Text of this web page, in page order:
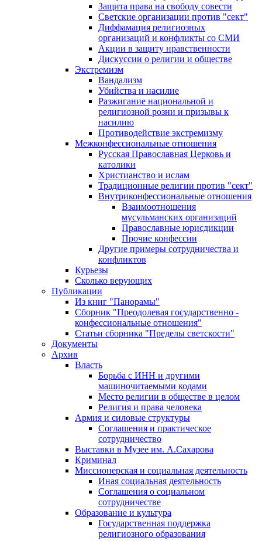
Защита права на свободу совести
Светские организации против "сект"
Диффамация религиозных
организаций и конфликты со СМИ
Акции в защиту нравственности
Дискуссии о религии и обществе
Экстремизм
Вандализм
Убийства и насилие
Разжигание национальной и
религиозной розни и призывы к
насилию
Противодействие экстремизму
Межконфессиональные отношения
Русская Православная Церковь и
католики
Христианство и ислам
Традиционные религии против "сект"
Внутриконфессиональные отношения
Взаимоотношения
мусульманских организаций
Православные юрисдикции
Прочие конфессии
Другие примеры сотрудничества и
конфликтов
Курьезы
Сколько верующих
Публикации
Из книг "Панорамы"
Сборник "Преодолевая государственно -
конфессиональные отношения"
Статьи сборника "Пределы светскости"
Документы
Архив
Власть
Борьба с ИНН и другими
машиночитаемыми кодами
Место религии в обществе в целом
Религия и права человека
Армия и силовые структуры
Соглашения и практическое
сотрудничество
Выставки в Музее им. А.Сахарова
Криминал
Миссионерская и социальная деятельность
Иная социальная деятельность
Соглашения о социальном
сотрудничестве
Образование и культура
Государственная поддержка
религиозного образования